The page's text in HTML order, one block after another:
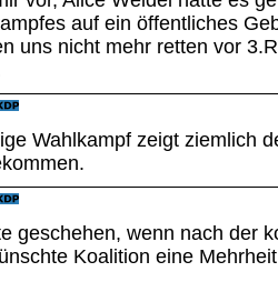
auf ein öffentliches
uns nicht mehr retten vor
Wahlkampf zeigt ziemlich
geschehen, wenn nach der
Koalition eine